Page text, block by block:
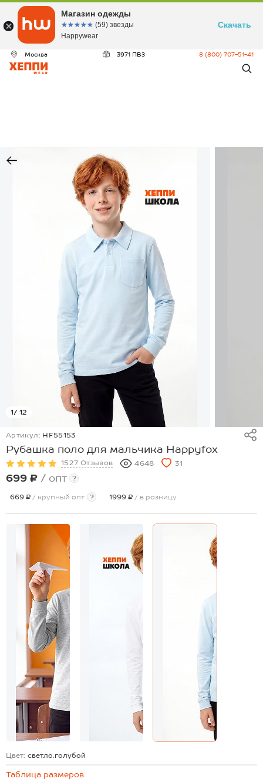
Москва 3971 ПВЗ 8 (800) 707-51-41
1/ 12
Артикул: HF55153
Рубашка поло для мальчика Happyfox
1527 Отзывов 4648 31
699 ₽ / опт ?
669 ₽ / крупный опт ? 1999 ₽ / в розницу
Цвет: светло.голубой
Таблица размеров
Магазин одежды
☆☆☆☆☆
★★★★★ (59) звезды
Happywear
Скачать